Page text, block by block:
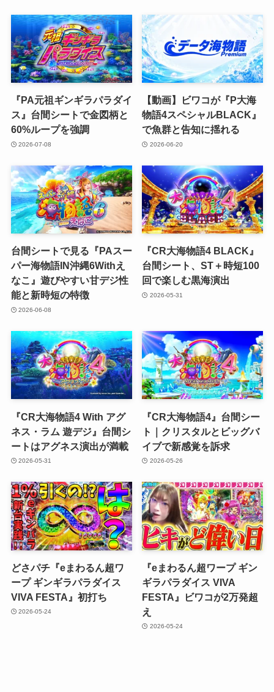
『PA元祖ギンギラパラダイ
ス』台間シートで金図柄と
60%ループを強調
2026-07-08
【動画】ビワコが『P大海
物語4スペシャルBLACK』
で魚群と告知に揺れる
2026-06-20
台間シートで見る『PAスー
パー海物語IN沖縄6Withえ
なこ』遊びやすい甘デジ性
能と新時短の特徴
2026-06-08
『CR大海物語4 BLACK』
台間シート、ST＋時短100
回で楽しむ黒海演出
2026-05-31
『CR大海物語4 With アグ
ネス・ラム 遊デジ』台間シ
ートはアグネス演出が満載
2026-05-31
『CR大海物語4』台間シー
ト｜クリスタルとビッグバ
イブで新感覚を訴求
2026-05-26
どさパチ『eまわるん超ワ
ープ ギンギラパラダイス
VIVA FESTA』初打ち
2026-05-24
『eまわるん超ワープ ギン
ギラパラダイス VIVA
FESTA』ビワコが2万発超
え
2026-05-24